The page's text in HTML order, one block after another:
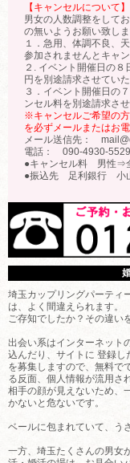
【キャンセルについて】
男女の人数調整をして
の無いようお願い致しま
１．急用、体調不良、
参加されませんとキャ
２. イベント開催日の
円を別途請求させていた
３．イベント開催日の
ンセル料を別途請求さ
※キャンセルご希望の
を必ずメールまたはお
メール送信先：
電話： 090-4930-
●キャンセル料 男性⇒
●振込先 足利銀行 小
埼玉カップリングパーティ
は、よく間違えられます。
ご存知でしたか？その違い
出会い系はインターネット
込んだり、サイトに 登録し
を募集しますので、無料で
る反面、個人情報が流用さ
相手の顔が見えないため、
かないと危ないです。
ベールに包まれていて、う
一方、埼玉たくさんの男女